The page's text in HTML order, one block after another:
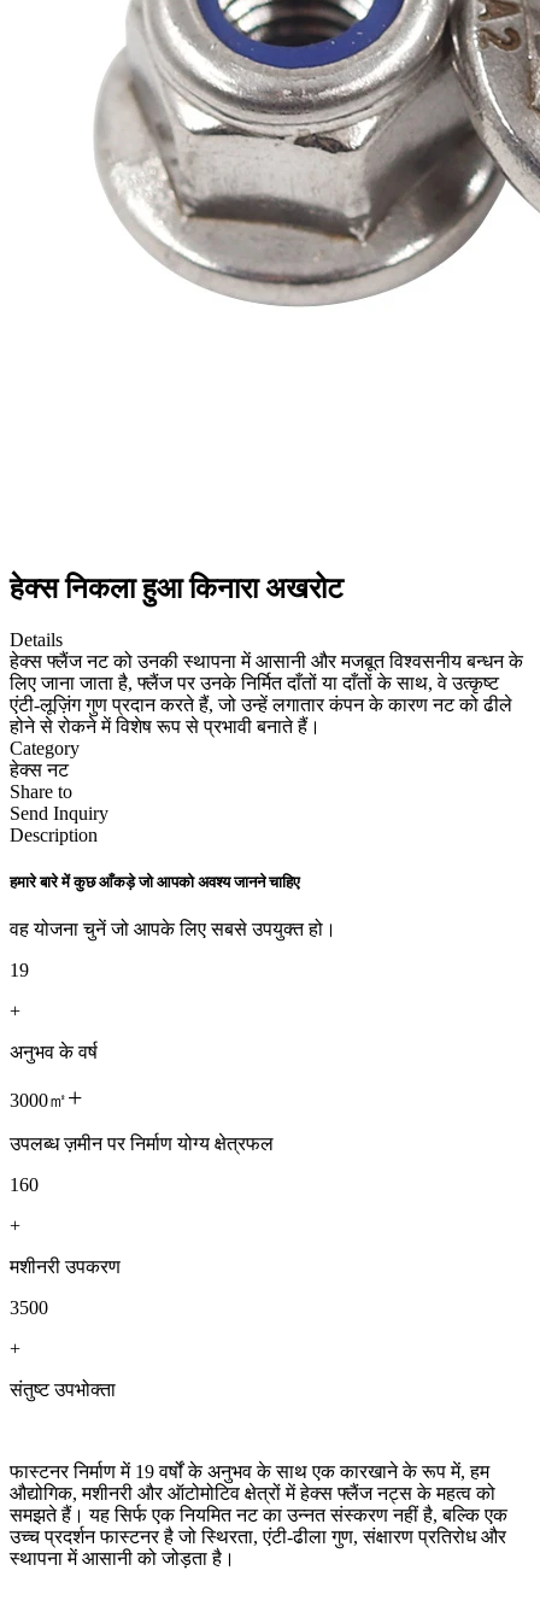
हेक्स निकला हुआ किनारा अखरोट
Details
हेक्स फ्लैंज नट को उनकी स्थापना में आसानी और मजबूत विश्वसनीय बन्धन के
लिए जाना जाता है, फ्लैंज पर उनके निर्मित दाँतों या दाँतों के साथ, वे उत्कृष्ट
एंटी-लूज़िंग गुण प्रदान करते हैं, जो उन्हें लगातार कंपन के कारण नट को ढीले
होने से रोकने में विशेष रूप से प्रभावी बनाते हैं।
Category
हेक्स नट
Share to
Send Inquiry
Description
हमारे बारे में कुछ आँकड़े जो आपको अवश्य जानने चाहिए
वह योजना चुनें जो आपके लिए सबसे उपयुक्त हो।
19
+
अनुभव के वर्ष
3000㎡+
उपलब्ध ज़मीन पर निर्माण योग्य क्षेत्रफल
160
+
मशीनरी उपकरण
3500
+
संतुष्ट उपभोक्ता
फास्टनर निर्माण में 19 वर्षों के अनुभव के साथ एक कारखाने के रूप में, हम
औद्योगिक, मशीनरी और ऑटोमोटिव क्षेत्रों में हेक्स फ्लैंज नट्स के महत्व को
समझते हैं। यह सिर्फ एक नियमित नट का उन्नत संस्करण नहीं है, बल्कि एक
उच्च प्रदर्शन फास्टनर है जो स्थिरता, एंटी-ढीला गुण, संक्षारण प्रतिरोध और
स्थापना में आसानी को जोड़ता है।